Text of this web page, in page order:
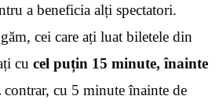
a beneficia alți spectatori.
cei care ați luat biletele din
cu cel puțin 15 minute, înainte
contrar, cu 5 minute înainte de